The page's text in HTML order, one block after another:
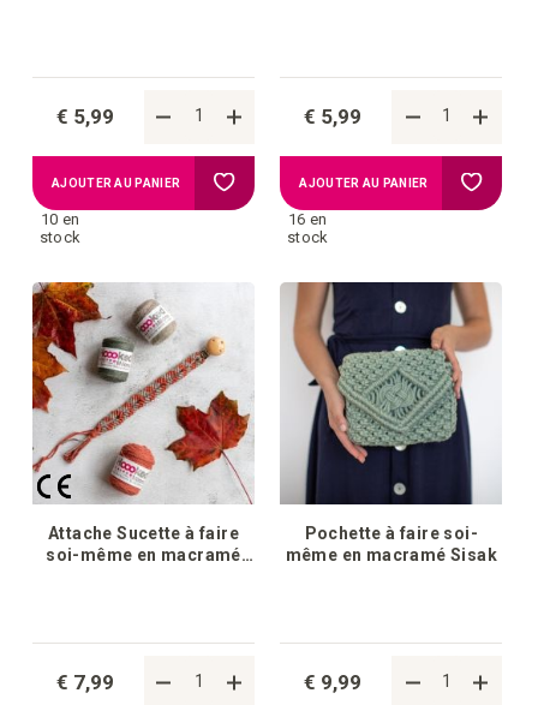
€ 5,99
10 en
stock
AJOUTER AU PANIER Ajouter
d'achats
€ 5,99
16 en
stock
AJOUTER AU PANIER Ajouter
la
liste
Attache Sucette à faire
soi-même en macramé
€ 7,99
Pochette à faire soi-
même en macramé Sisak
€ 9,99